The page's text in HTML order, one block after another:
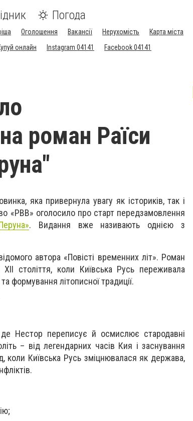
Погода
Оголошення Вакансії Нерухомість
Карта міста
онлайн Instagram 04141 Facebook 04141
роман Раїси
яка привернула увагу як істориків, так і
«РВВ» оголосило про старт передзамовлення
. Видання вже називають однією з
автора «Повісті временних літ». Роман
століття, коли Київська Русь переживала
формування літописної традиції.
де Нестор переписує й осмислює стародавні
– від легендарних часів Кия і заснування
Київська Русь зміцнювалася як держава,